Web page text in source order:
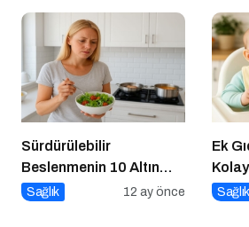
Sürdürülebilir
Beslenmenin 10 Altın
Kuralı
Sağlık 12 ay önce
Ek
Sırlar
Sağlık